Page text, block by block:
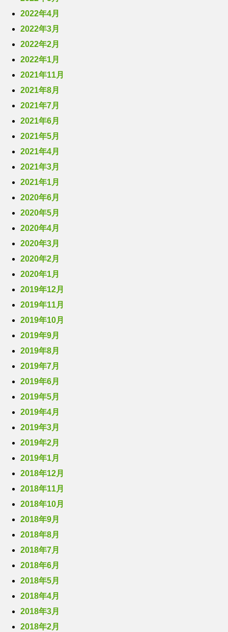
2022年4月
2022年3月
2022年2月
2022年1月
2021年11月
2021年8月
2021年7月
2021年6月
2021年5月
2021年4月
2021年3月
2021年1月
2020年6月
2020年5月
2020年4月
2020年3月
2020年2月
2020年1月
2019年12月
2019年11月
2019年10月
2019年9月
2019年8月
2019年7月
2019年6月
2019年5月
2019年4月
2019年3月
2019年2月
2019年1月
2018年12月
2018年11月
2018年10月
2018年9月
2018年8月
2018年7月
2018年6月
2018年5月
2018年4月
2018年3月
2018年2月